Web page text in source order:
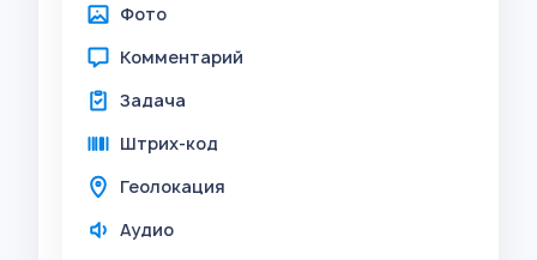
Фото
Комментарий
Задача
Штрих-код
Геолокация
Аудио